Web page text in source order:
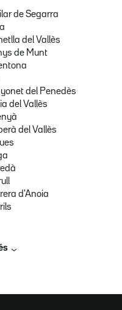
de Segarra
del Vallès
de Munt
del Penedès
del Vallès
del Vallès
d'Anoia